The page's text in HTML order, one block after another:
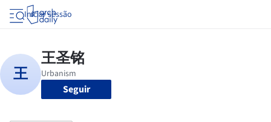
Iniciar sessão
Seguir